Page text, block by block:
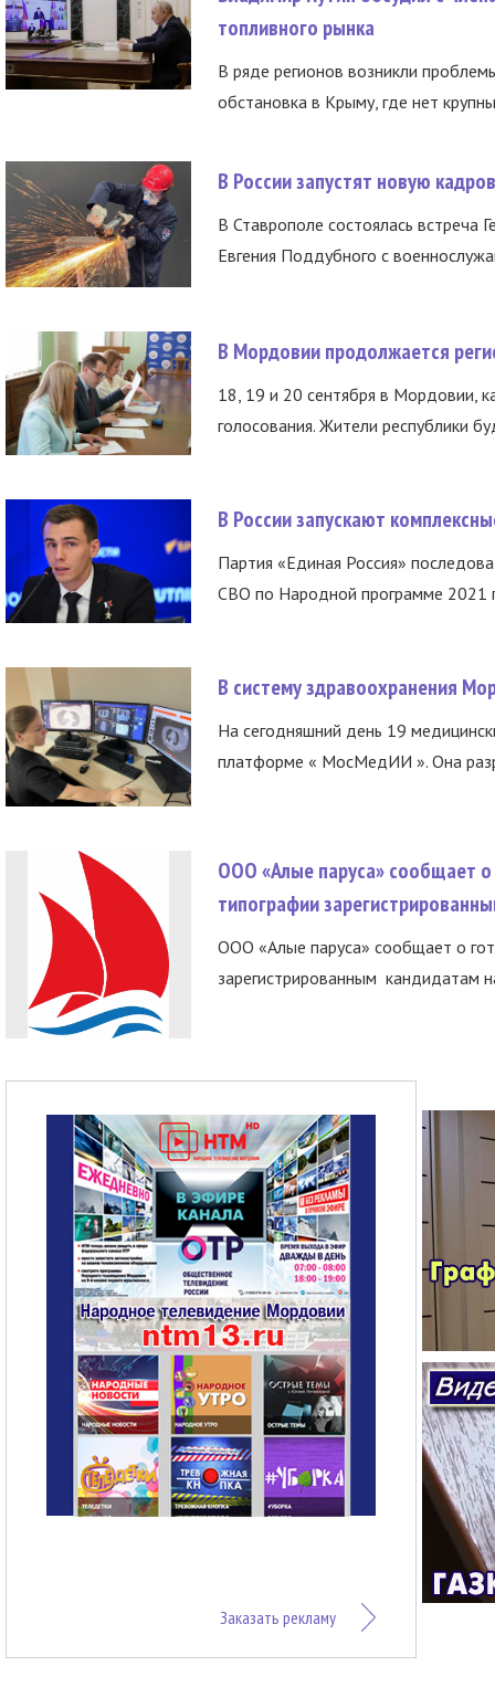
топливного рынка
В ряде регионов возникли
обстановка в Крыму, где нет
В России запустят новую
В Ставрополе состоялась встреча
Евгения Поддубного с
В Мордовии продолжается
18, 19 и 20 сентября в Мордовии,
голосования. Жители республики
В России запускают
Партия «Единая Россия»
СВО по Народной программе 2021
В систему здравоохранения
На сегодняшний день 19
платформе « МосМедИИ ». Она
ООО «Алые паруса» сообщает о
типографии
ООО «Алые паруса» сообщает о
зарегистрированным кандидатам
Заказать рекламу